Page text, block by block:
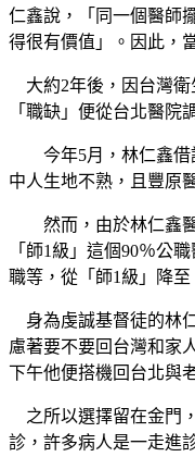
仁鑫說，「同一個醫師
得很有價值」。因此，
大約2年後，因台灣衛
「職缺」便從台北醫院
今年5月，林仁鑫借調
中人生地不熟，且豐原
然而，由於林仁鑫醫
「師1級」這個90％公
職等，從「師1級」降
身為虔誠基督徒的林
慮著要不要回台灣和家
下午他便搭機回台北與
之所以選擇留在金門
診，許多病人是一走進